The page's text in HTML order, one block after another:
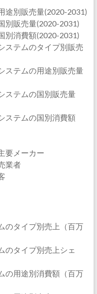
途別販売量(2020-2031)
別販売量(2020-2031)
別消費額(2020-2031)
ステムのタイプ別販売
ステムの用途別販売量
ステムの国別販売量
ステムの国別消費額
要メーカー
業者
のタイプ別売上（百万
のタイプ別売上シェ
の用途別消費額（百万